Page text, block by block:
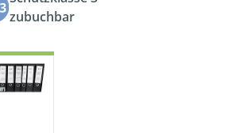
zubuchbar